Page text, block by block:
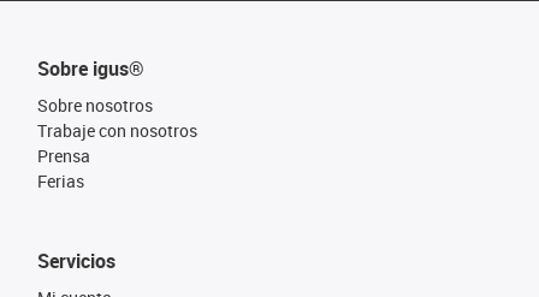
Sobre igus®
Sobre nosotros
Trabaje con nosotros
Prensa
Ferias
Servicios